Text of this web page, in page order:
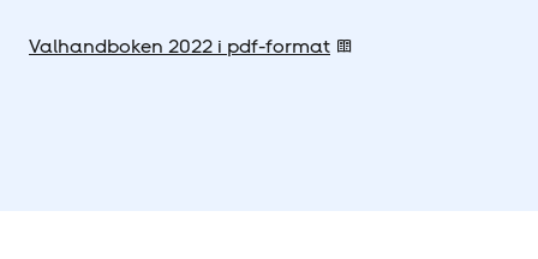
Valhandboken 2022 i pdf-format